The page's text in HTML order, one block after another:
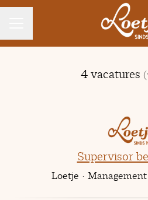
4 vacatures
Supervisor
Loetje · Management